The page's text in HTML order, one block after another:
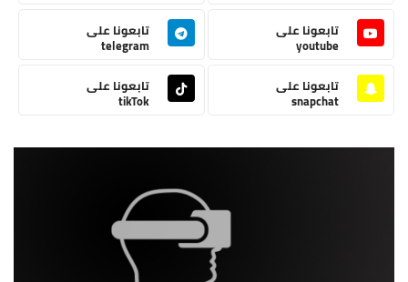
تابعونا على
youtube
تابعونا على
telegram
تابعونا على
snapchat
تابعونا على
tikTok